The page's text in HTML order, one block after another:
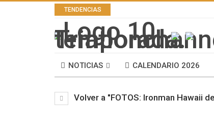
TENDENCIAS
NOTICIAS CALENDARIO 2026
Volver a "FOTOS: Ironman Hawaii